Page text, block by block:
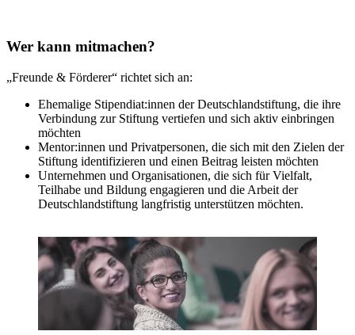
Wer kann mitmachen?
„Freunde & Förderer“ richtet sich an:
Ehemalige Stipendiat:innen der Deutschlandstiftung, die ihre
Verbindung zur Stiftung vertiefen und sich aktiv einbringen
möchten
Mentor:innen und Privatpersonen, die sich mit den Zielen der
Stiftung identifizieren und einen Beitrag leisten möchten
Unternehmen und Organisationen, die sich für Vielfalt,
Teilhabe und Bildung engagieren und die Arbeit der
Deutschlandstiftung langfristig unterstützen möchten.